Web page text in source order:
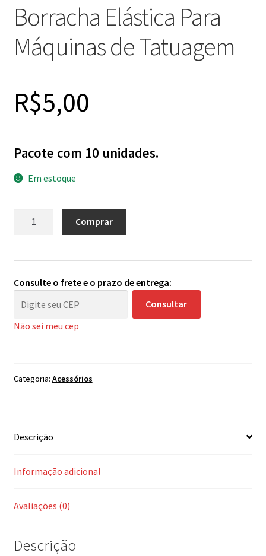
Borracha Elástica Para
Máquinas de Tatuagem
R$5,00
Pacote com 10 unidades.
Em estoque
Máquinas
Tatuagem
quantidade
Comprar
Consulte o frete e o prazo de entrega:
Consultar
Não sei meu cep
Categoria: Acessórios
Descrição
Informação adicional
Avaliações (0)
Descrição